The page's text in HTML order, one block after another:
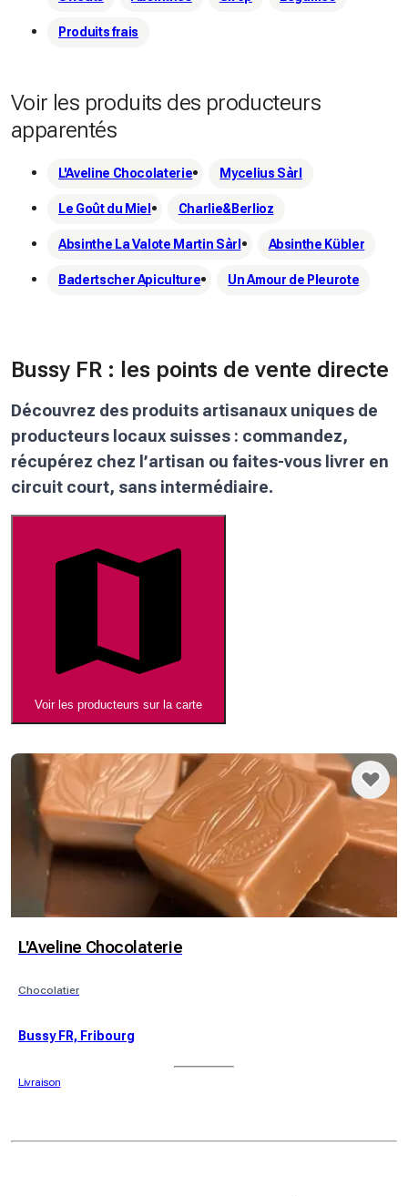
Produits frais
Voir les produits des producteurs
apparentés
L'Aveline Chocolaterie Mycelius Sàrl
Le Goût du Miel Charlie&Berlioz
Absinthe La Valote Martin Sàrl Absinthe Kübler
Badertscher Apiculture Un Amour de Pleurote
Bussy FR : les points de vente directe
Découvrez des produits artisanaux uniques de
producteurs locaux suisses : commandez,
récupérez chez l’artisan ou faites-vous livrer en
circuit court, sans intermédiaire.
Voir les producteurs sur la carte
L'Aveline Chocolaterie
Chocolatier
Bussy FR, Fribourg
Livraison